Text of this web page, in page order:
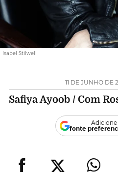
Isabel Stilwell
11 DE JUNHO DE
Safiya Ayoob / Com
fonte